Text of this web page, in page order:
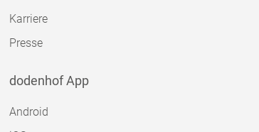
Karriere
Presse
dodenhof App
Android